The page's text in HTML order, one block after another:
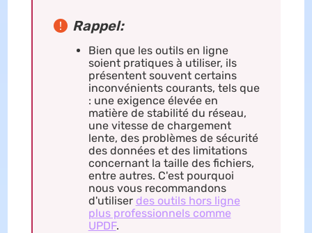
Rappel:
Bien que les outils en ligne
soient pratiques à utiliser, ils
présentent souvent certains
inconvénients courants, tels que
: une exigence élevée en
matière de stabilité du réseau,
une vitesse de chargement
lente, des problèmes de sécurité
des données et des limitations
concernant la taille des fichiers,
entre autres. C'est pourquoi
nous vous recommandons
d'utiliser des outils hors ligne
plus professionnels comme
UPDF.